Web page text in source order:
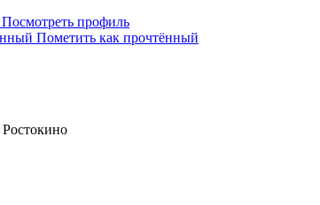
Посмотреть профиль
Пометить как прочтённый